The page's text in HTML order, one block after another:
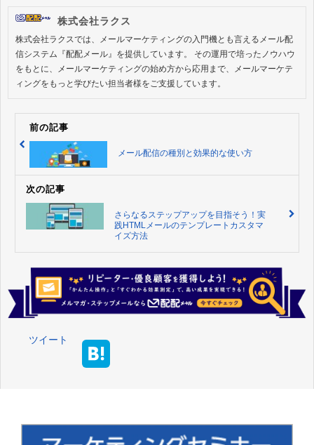
株式会社ラクス
株式会社ラクスでは、メールマーケティングの入門機とも言えるメール配
信システム『配配メール』を提供しています。 その運用で培ったノウハウ
をもとに、メールマーケティングの始め方から応用まで、メールマーケテ
ィングをもっと学びたい担当者様をご支援しています。
前の記事
メール配信の種別と効果的な使い方
次の記事
さらなるステップアップを目指そう！実
践HTMLメールのテンプレートカスタマ
イズ方法
ツイート